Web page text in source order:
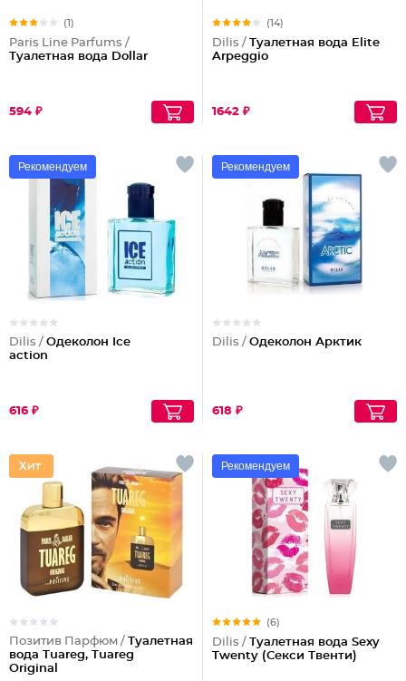
(1)
Paris Line Parfums /
Туалетная вода Dollar
594 ₽
(14)
Dilis / Туалетная вода Elite
Arpeggio
1642 ₽
Рекомендуем
Dilis / Одеколон Ice
action
616 ₽
Рекомендуем
Dilis / Одеколон Арктик
618 ₽
Позитив Парфюм / Туалетная
вода Tuareg, Tuareg
Original
Рекомендуем
(6)
Dilis / Туалетная вода Sexy
Twenty (Секси Твенти)